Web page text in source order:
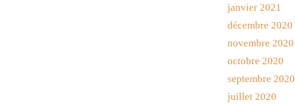
janvier 2021
décembre 2020
novembre 2020
octobre 2020
septembre 2020
juillet 2020